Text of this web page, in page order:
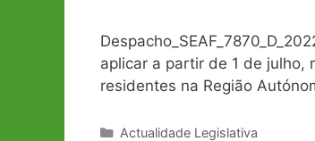
aplicar a partir de 1 de julho,
residentes na Região
Categorias
Actualidade Legislativa